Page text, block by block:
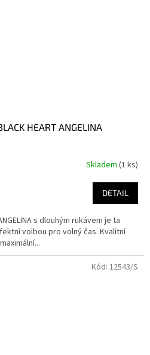
HEART ANGELINA
Skladem (1 ks)
DETAIL
s dlouhým rukávem je ta
volbou pro volný čas. Kvalitní
Kód: 12543/S